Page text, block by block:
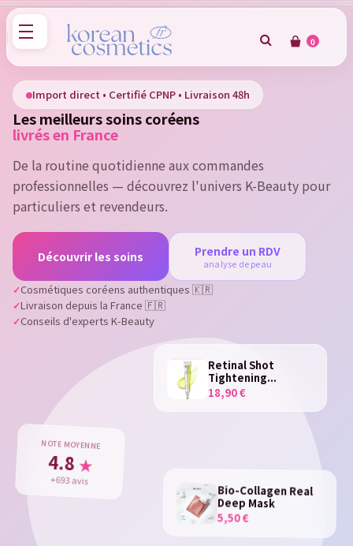
0
Import direct • Certifié CPNP • Livraison 48h
Les meilleurs soins coréens
livrés en France
De la routine quotidienne aux commandes
professionnelles — découvrez l'univers K-Beauty pour
particuliers et revendeurs.
Découvrir les soins Prendre un RDV
analyse de peau
Cosmétiques coréens authentiques 🇰🇷
Livraison depuis la France 🇫🇷
Conseils d'experts K-Beauty
Retinal Shot
Tightening...
18,90 €
Bio-Collagen Real
Deep Mask
5,50 €
NOTE MOYENNE
4.8 ★
+693 avis
Sign in
You need to be logged in to save products in your wish
list.
Cancel